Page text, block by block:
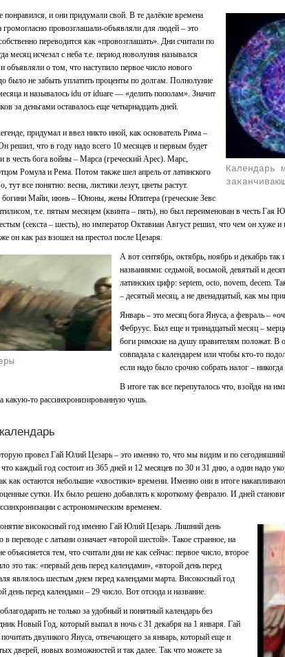
Календарь
понравился, и они придумали свой. В те далёкие времена
громогласно провозглашали-объявляли для людей – это
переводится как «провозглашать». Дни считали по
месяц исчезал с неба т.е. период новолуния назывался
объявляли о том, что наступило первое число нового
было не забыть уплатить проценты по долгам. Полнолуние
и называлось idu от iduare — «делить пополам». Значит
за деньгами оставалось еще четырнадцать дней.
придумал и ввел никто иной, как основатель Рима –
решил, что в году надо всего 10 месяцев и первым будет
в честь бога войны – Марса (греческий Арес). Марс,
Ромула и Рема. Потом также шел апрель от латинского
тут все понятно: весна, листики лезут, цветы растут.
богини Майи, июнь – Юноны, жены Юпитера (греческие Зевс
т.е. пятым месяцем (квинта – пять), но был переименован в честь Гая
(секста – шесть), но император Октавиан Август решил, что чем он хуже и
он как раз взошел на престол после Цезаря.
А вот сентябрь, октябрь, ноябрь и декабрь
названиями: седьмой, восьмой, девятый и
латинских цифр: septem, octo, novem, decem.
– десятый месяц, а не двенадцатый, как мы
Январь – это месяц бога Януса, а февраль –
Фебруус. Был еще и тринадцатый месяц –
боги римские на душу правителям положат. В
совпадала с календарем или чтобы кто-то
если надо было срочно собрать налог –
В итоге так все перепуталось что, взойдя на
какую-то рассинхронизированную чушь.
провел Гай Юлий Цезарь – это именно то, что мы видим и по
каждый год состоит из 365 дней и 12 месяцев по 30 и 31 дню, а один надо
как остаются небольшие «хвостики» времени. Именно они в итоге
сутки. Их было решено добавлять к короткому февралю. И дней
с астрономическим временем.
високосный год именно Гай Юлий Цезарь. Лишний день
в переводе с латыни означает «второй шестой». Такое странное, на
объясняется тем, что считали дни не как сейчас: первое число, второе
это так: «первый день перед календами», «второй день перед
являлось шестым днем перед календами марта. Високосный год
день перед календами – 29 число. Вот отсюда и название.
не только за удобный и понятный календарь без
Новый Год, который выпал в ночь с 31 декабря на 1 января. Гай
двуликого Януса, отвечающего за январь, который еще и
дверей, новых возможностей и так далее. Так что можете за